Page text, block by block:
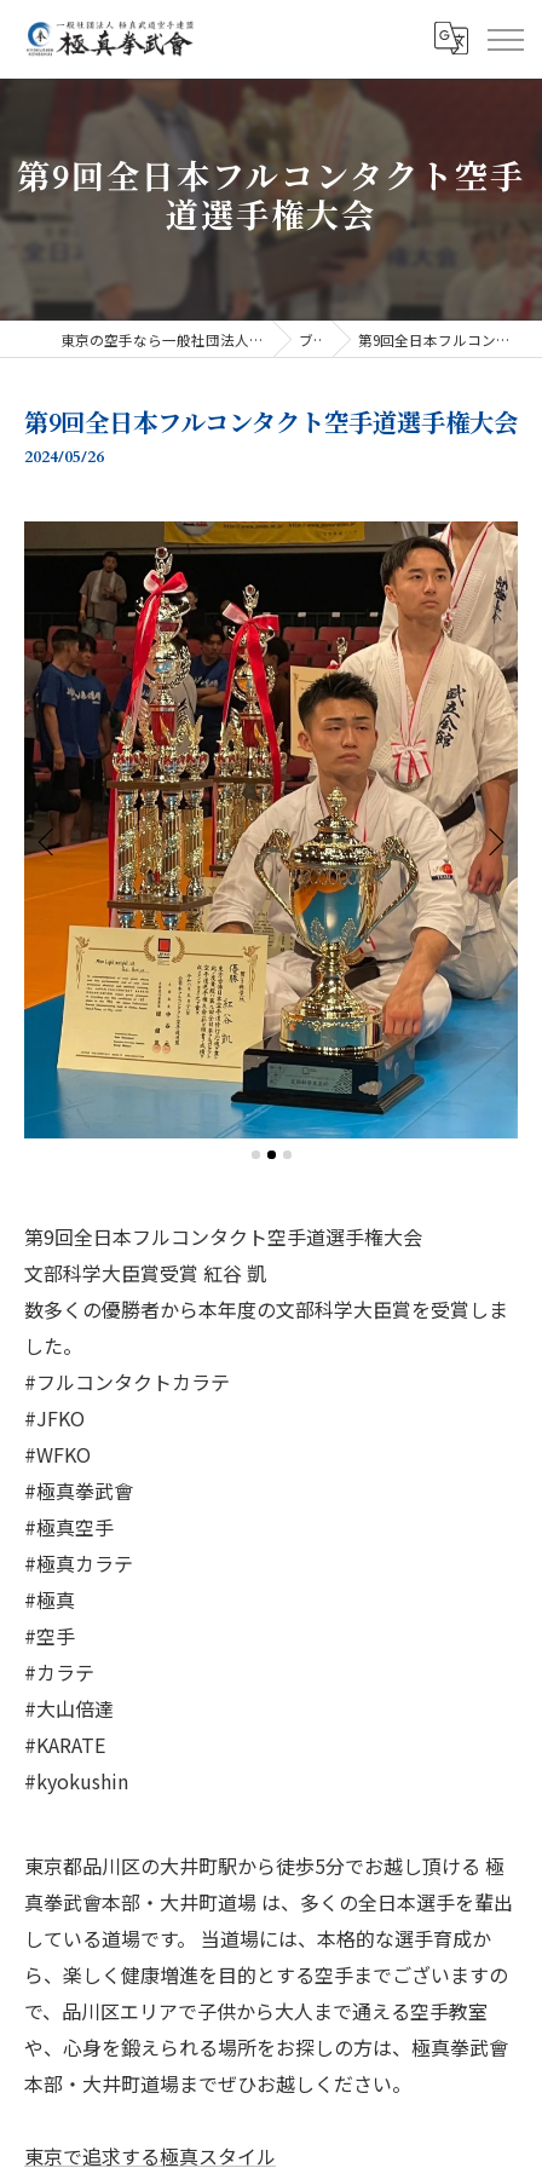
第9回全日本フルコンタクト空手
道選手権大会
東京の空手なら一般社団法人極真武道空手連盟極真拳武會 ブログ 第9回全日本フルコンタクト空手道選手権大会
第9回全日本フルコンタクト空手道選手権大会
2024/05/26
第9回全日本フルコンタクト空手道選手権大会
文部科学大臣賞受賞 紅谷 凱
数多くの優勝者から本年度の文部科学大臣賞を受賞しま
した。
#フルコンタクトカラテ
#JFKO
#WFKO
#極真拳武會
#極真空手
#極真カラテ
#極真
#空手
#カラテ
#大山倍達
#KARATE
#kyokushin
東京都品川区の大井町駅から徒歩5分でお越し頂ける 極
真拳武會本部・大井町道場 は、多くの全日本選手を輩出
している道場です。 当道場には、本格的な選手育成か
ら、楽しく健康増進を目的とする空手までございますの
で、品川区エリアで子供から大人まで通える空手教室
や、心身を鍛えられる場所をお探しの方は、極真拳武會
本部・大井町道場までぜひお越しください。
東京で追求する極真スタイル